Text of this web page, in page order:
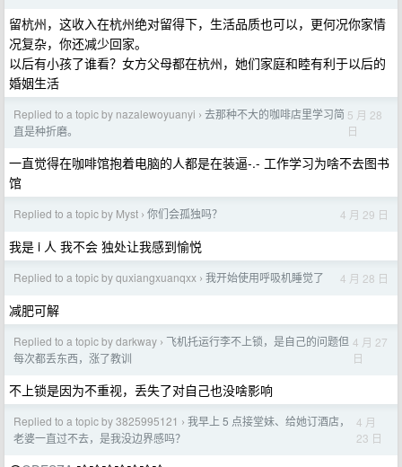
留杭州，这收入在杭州绝对留得下，生活品质也可以，更何况你家情
况复杂，你还减少回家。
以后有小孩了谁看？女方父母都在杭州，她们家庭和睦有利于以后的
婚姻生活
Replied to a topic by nazalewoyuanyi › 去那种不大的咖啡店里学习简
直是种折磨。
5 月 28
日
一直觉得在咖啡馆抱着电脑的人都是在装逼-.- 工作学习为啥不去图书
馆
Replied to a topic by Myst › 你们会孤独吗？ 4 月 29 日
我是 i 人 我不会 独处让我感到愉悦
Replied to a topic by quxiangxuanqxx › 我开始使用呼吸机睡觉了 4 月 28 日
减肥可解
Replied to a topic by darkway › 飞机托运行李不上锁，是自己的问题但
每次都丢东西，涨了教训
4 月 27
日
不上锁是因为不重视，丢失了对自己也没啥影响
Replied to a topic by 3825995121 › 我早上 5 点接堂妹、给她订酒店，
老婆一直过不去，是我没边界感吗？
4 月
23 日